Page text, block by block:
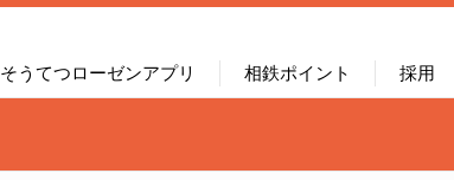
そうてつローゼンアプリ 相鉄ポイント 採用